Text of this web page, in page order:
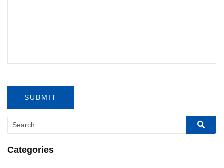
Categories